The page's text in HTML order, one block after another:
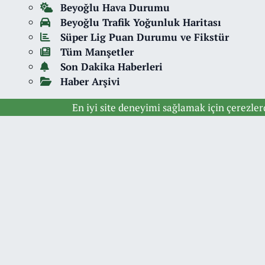
Beyoğlu Hava Durumu
Beyoğlu Trafik Yoğunluk Haritası
Süper Lig Puan Durumu ve Fikstür
Tüm Manşetler
Son Dakika Haberleri
Haber Arşivi
En iyi site deneyimi sağlamak için